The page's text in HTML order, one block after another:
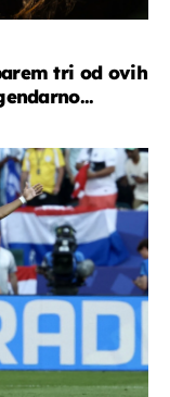
tri od ovih